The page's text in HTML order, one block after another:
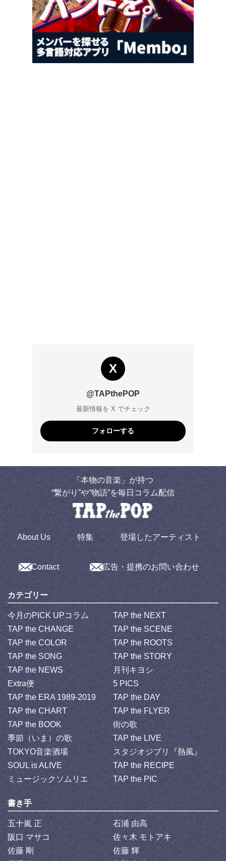
X
@TAPthePOP
最新情報を X でチェック
フォローする
「本物の音楽」が持つ
“繋がり”や“物語”を毎日コラム配信
About Us 特集 登場したアーティスト
Contact 広告・提携のお問い合わせ
カテゴリー
今月のPICK UPコラム
TAP the NEXT
TAP the CHANGE
TAP the SCENE
TAP the COLOR
TAP the ROOTS
TAP the SONG
TAP the STORY
TAP the NEWS
月刊キヨシ
Extra便
5 PICS
TAP the ERA 1989-2019
TAP the DAY
TAP the CHART
TAP the FLYER
TAP the BOOK
街の歌
季節（いま）の歌
TAP the LIVE
TOKYO音楽酒場
スタジオジブリ『熱風』
SOUL is ALIVE
TAP the RECIPE
ミュージックソムリエ
TAP the PIC
書き手
五十嵐 正
石浦 由高
阪口 マサコ
佐々木 モトアキ
佐藤 剛
佐藤 輝